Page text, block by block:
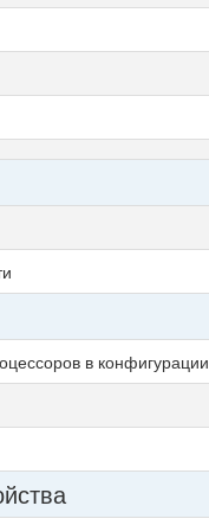
в конфигурации